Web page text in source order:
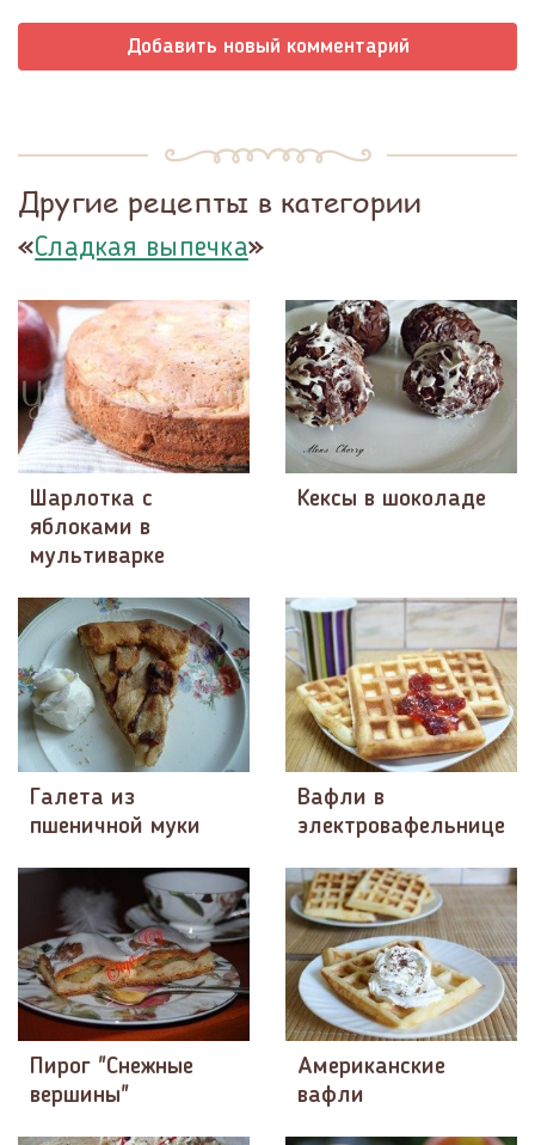
Добавить новый комментарий
Другие рецепты в категории
«Сладкая выпечка»
Шарлотка с
яблоками в
мультиварке
Кексы в шоколаде
Галета из
пшеничной муки
Вафли в
электровафельнице
Пирог "Снежные
вершины"
Американские
вафли